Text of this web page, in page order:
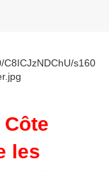
C8ICJzNDChU/s160
les